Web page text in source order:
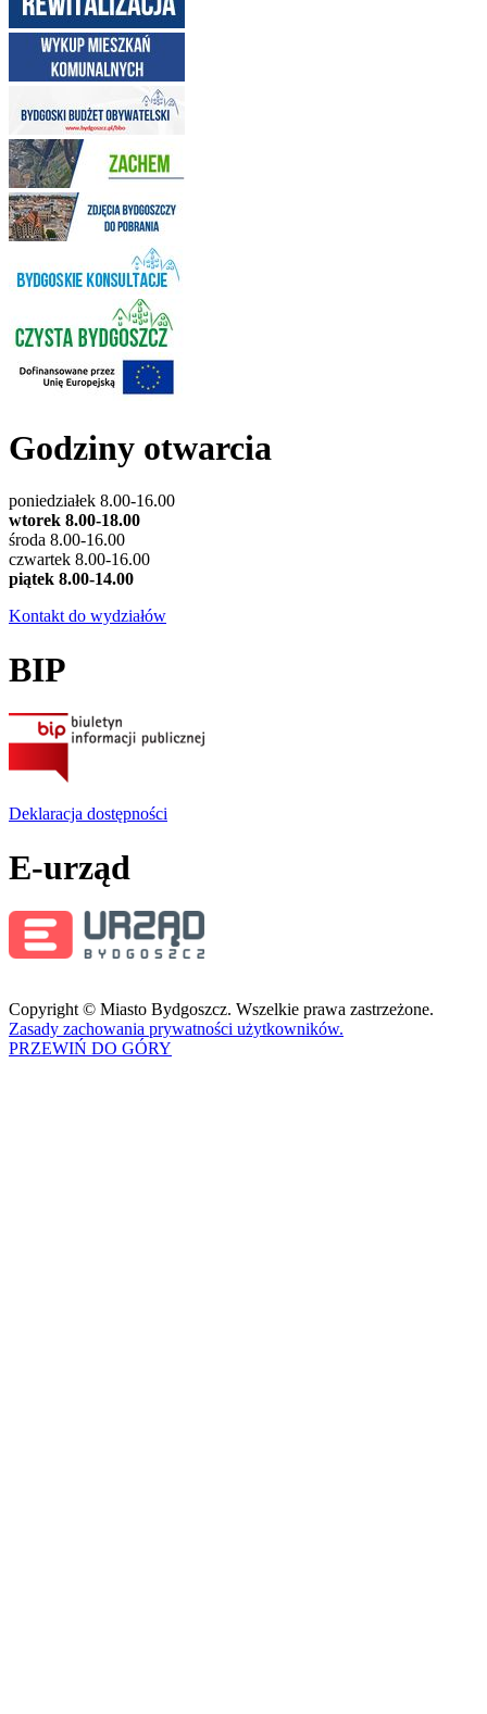
Godziny otwarcia
poniedziałek 8.00-16.00
wtorek 8.00-18.00
środa 8.00-16.00
czwartek 8.00-16.00
piątek 8.00-14.00
Kontakt do wydziałów
BIP
Deklaracja dostępności
E-urząd
Copyright © Miasto Bydgoszcz. Wszelkie prawa zastrzeżone.
Zasady zachowania prywatności użytkowników.
PRZEWIŃ DO GÓRY